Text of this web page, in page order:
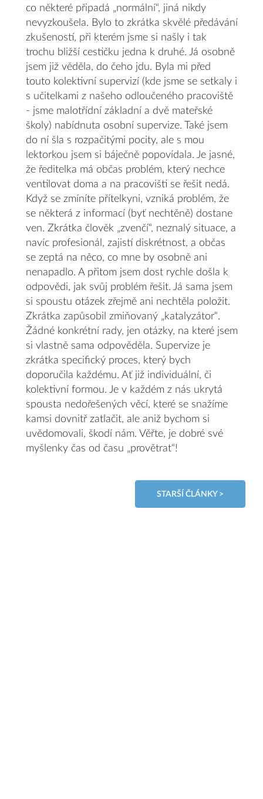
co některé připadá „normální“, jiná nikdy
nevyzkoušela. Bylo to zkrátka skvělé předávání
zkušeností, při kterém jsme si našly i tak
trochu bližší cestičku jedna k druhé. Já osobně
jsem již věděla, do čeho jdu. Byla mi před
touto kolektivní supervizí (kde jsme se setkaly i
s učitelkami z našeho odloučeného pracoviště
- jsme malotřídní základní a dvě mateřské
školy) nabídnuta osobní supervize. Také jsem
do ní šla s rozpačitými pocity, ale s mou
lektorkou jsem si báječně popovídala. Je jasné,
že ředitelka má občas problém, který nechce
ventilovat doma a na pracovišti se řešit nedá.
Když se zmíníte přítelkyni, vzniká problém, že
se některá z informací (byť nechtěně) dostane
ven. Zkrátka člověk „zvenčí“, neznalý situace, a
navíc profesionál, zajistí diskrétnost, a občas
se zeptá na něco, co mne by osobně ani
nenapadlo. A přitom jsem dost rychle došla k
odpovědi, jak svůj problém řešit. Já sama jsem
si spoustu otázek zřejmě ani nechtěla položit.
Zkrátka zapůsobil zmiňovaný „katalyzátor“.
Žádné konkrétní rady, jen otázky, na které jsem
si vlastně sama odpověděla. Supervize je
zkrátka specifický proces, který bych
doporučila každému. Ať již individuální, či
kolektivní formou. Je v každém z nás ukrytá
spousta nedořešených věcí, které se snažíme
kamsi dovnitř zatlačit, ale aniž bychom si
uvědomovali, škodí nám. Věřte, je dobré své
myšlenky čas od času „provětrat“!
STARŠÍ ČLÁNKY >